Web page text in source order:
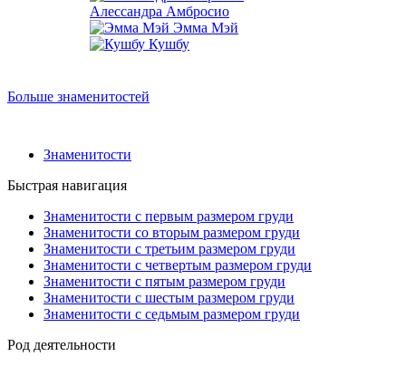
Алессандра Амбросио
Эмма Мэй
Кушбу
Больше знаменитостей
Знаменитости
Быстрая навигация
Знаменитости с первым размером груди
Знаменитости со вторым размером груди
Знаменитости с третьим размером груди
Знаменитости с четвертым размером груди
Знаменитости с пятым размером груди
Знаменитости с шестым размером груди
Знаменитости с седьмым размером груди
Род деятельности